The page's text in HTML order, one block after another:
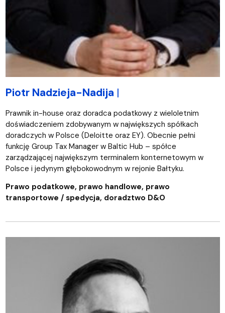
Piotr Nadzieja-Nadija |
Prawnik in-house oraz doradca podatkowy z wieloletnim
doświadczeniem zdobywanym w największych spółkach
doradczych w Polsce (Deloitte oraz EY). Obecnie pełni
funkcję Group Tax Manager w Baltic Hub – spółce
zarządzającej największym terminalem konternetowym w
Polsce i jedynym głębokowodnym w rejonie Bałtyku.
Prawo podatkowe, prawo handlowe, prawo
transportowe / spedycja, doradztwo D&O